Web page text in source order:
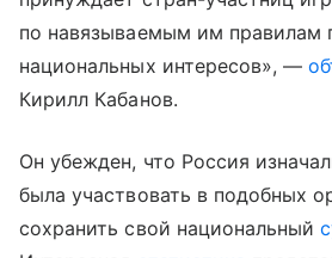
по навязываемым им правилам
национальных интересов», —
Кирилл Кабанов.
Он убежден, что Россия
была участвовать в подобных
сохранить свой национальный